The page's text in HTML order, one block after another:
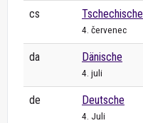
cs Tschechische
4. červenec
da Dänische
4. juli
de Deutsche
4. Juli